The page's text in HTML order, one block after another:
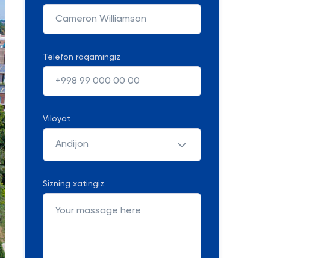
Telefon raqamingiz
Viloyat
Andijon
Sizning xatingiz